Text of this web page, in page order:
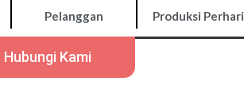
Hubungi Kami
Pelanggan Produksi Perhari